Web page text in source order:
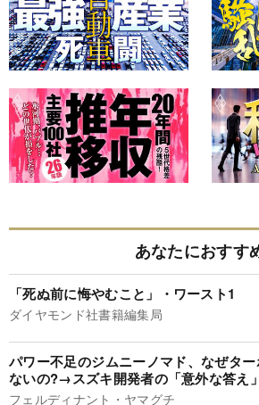
あなたにおすす
「死ぬ前に悔やむこと」・ワースト1
ダイヤモンド社書籍編集局
パワー不足のジムニーノマド、なぜタ
ないの?→スズキ開発者の「意外な答え」
フェルディナント・ヤマグチ